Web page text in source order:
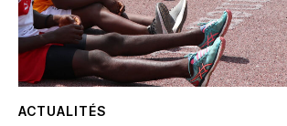
ACTUALITÉS